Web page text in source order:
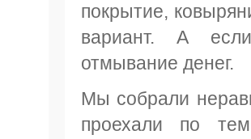
покрытие,
вариант. А
отмывание денег.
Мы собрали
проехали по